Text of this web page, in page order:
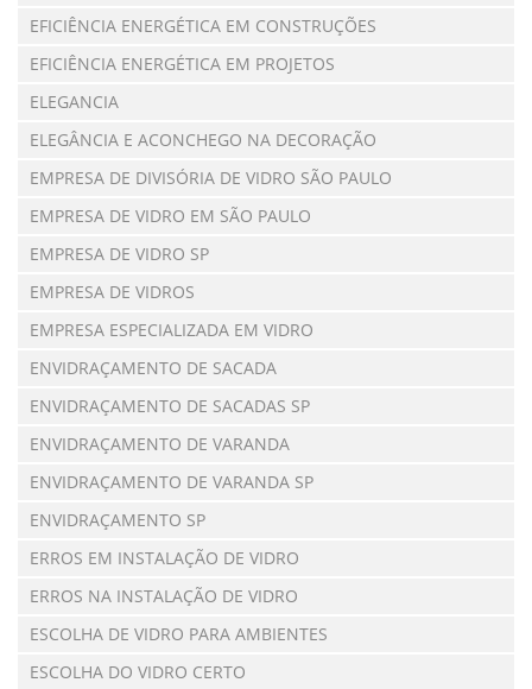
EFICIÊNCIA ENERGÉTICA EM CONSTRUÇÕES
EFICIÊNCIA ENERGÉTICA EM PROJETOS
ELEGANCIA
ELEGÂNCIA E ACONCHEGO NA DECORAÇÃO
EMPRESA DE DIVISÓRIA DE VIDRO SÃO PAULO
EMPRESA DE VIDRO EM SÃO PAULO
EMPRESA DE VIDRO SP
EMPRESA DE VIDROS
EMPRESA ESPECIALIZADA EM VIDRO
ENVIDRAÇAMENTO DE SACADA
ENVIDRAÇAMENTO DE SACADAS SP
ENVIDRAÇAMENTO DE VARANDA
ENVIDRAÇAMENTO DE VARANDA SP
ENVIDRAÇAMENTO SP
ERROS EM INSTALAÇÃO DE VIDRO
ERROS NA INSTALAÇÃO DE VIDRO
ESCOLHA DE VIDRO PARA AMBIENTES
ESCOLHA DO VIDRO CERTO